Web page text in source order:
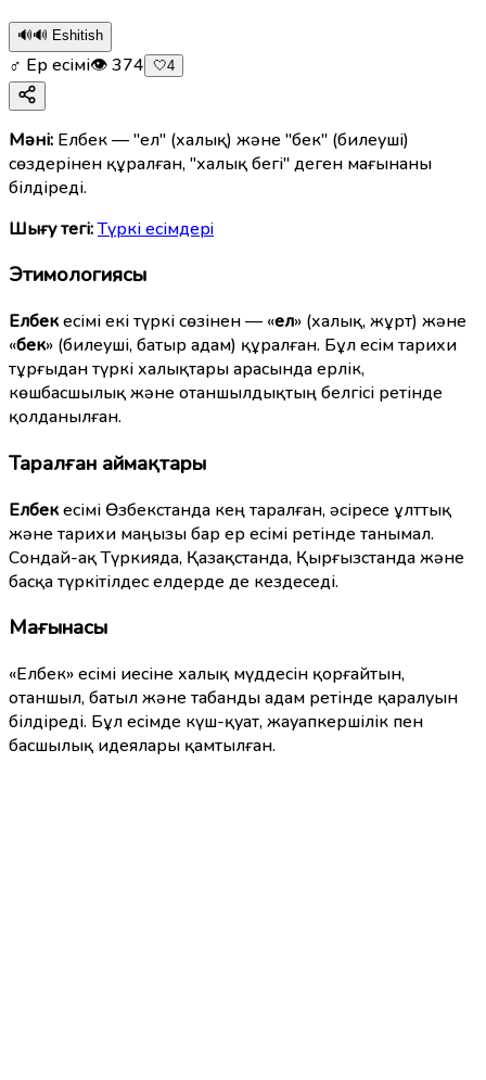
🔊🔊 Eshitish
♂ Ер есімі👁374 🤍4
Мәні: Елбек — "ел" (халық) және "бек" (билеуші)
сөздерінен құралған, "халық бегі" деген мағынаны
білдіреді.
Шығу тегі:Түркі есімдерi
Этимологиясы
Елбекесімі екі түркі сөзінен — «ел» (халық, жұрт) және
«бек» (билеуші, батыр адам) құралған. Бұл есім тарихи
тұрғыдан түркі халықтары арасында ерлік,
көшбасшылық және отаншылдықтың белгісі ретінде
қолданылған.
Таралған аймақтары
Елбекесімі Өзбекстанда кең таралған, әсіресе ұлттық
және тарихи маңызы бар ер есімі ретінде танымал.
Сондай-ақ Түркияда, Қазақстанда, Қырғызстанда және
басқа түркітілдес елдерде де кездеседі.
Мағынасы
«Елбек» есімі иесіне халық мүддесін қорғайтын,
отаншыл, батыл және табанды адам ретінде қаралуын
білдіреді. Бұл есімде күш-қуат, жауапкершілік пен
басшылық идеялары қамтылған.